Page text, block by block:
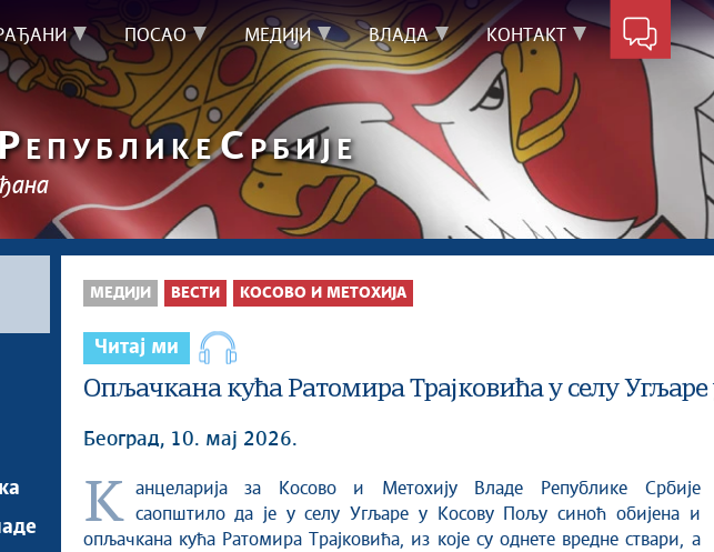
ПОСАО МЕДИЈИ ВЛАДА КОНТАКТ
Р ЕПУБЛИКЕС РБИЈЕ
МЕДИЈИ ВЕСТИ КОСОВО И МЕТОХИЈА
Читај ми
Опљачкана кућа Ратомира Трајковића у селу
Београд, 10. мај 2026.
Канцеларија за Косово и Метохију Владе Републике Србије
саопштило да је у селу Угљаре у Косову Пољу синоћ обијена и
опљачкана кућа Ратомира Трајковића, из које су однете вредне ствари, а